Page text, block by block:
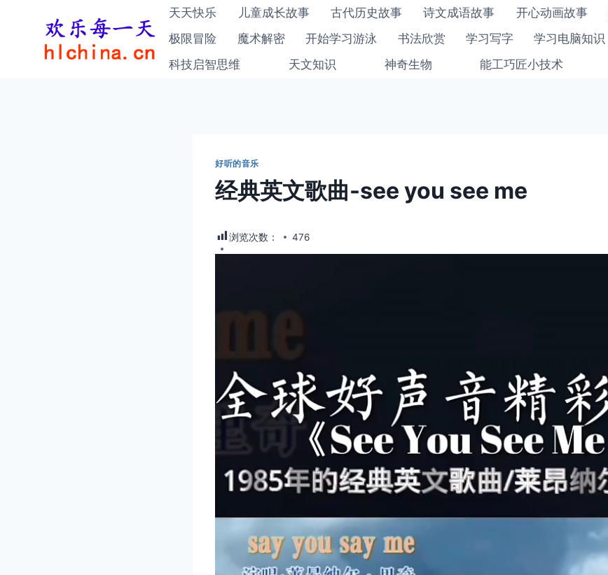
天天快乐 儿童成长故事 古代历史故事 诗文成语故事 开心动画故事
极限冒险
魔术解密 开始学习游泳 书法欣赏 学习写字 学习电脑知识
科技启智思维
天文知识 神奇生物 能工巧匠小技术
好听的音乐
经典英文歌曲-see you see me
浏览次数： 476